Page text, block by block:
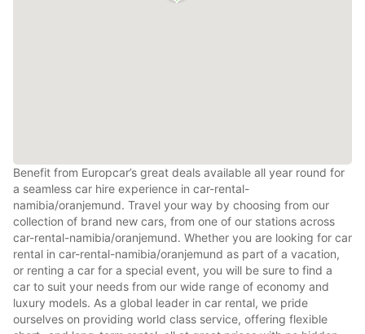
Benefit from Europcar’s great deals available all year round for
a seamless car hire experience in car-rental-
namibia/oranjemund. Travel your way by choosing from our
collection of brand new cars, from one of our stations across
car-rental-namibia/oranjemund. Whether you are looking for car
rental in car-rental-namibia/oranjemund as part of a vacation,
or renting a car for a special event, you will be sure to find a
car to suit your needs from our wide range of economy and
luxury models. As a global leader in car rental, we pride
ourselves on providing world class service, offering flexible